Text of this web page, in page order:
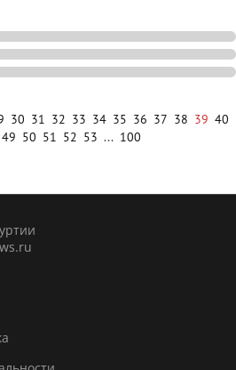
30 31 32 33 34 35 36 37 38 39 40
49 50 51 52 53 ... 100